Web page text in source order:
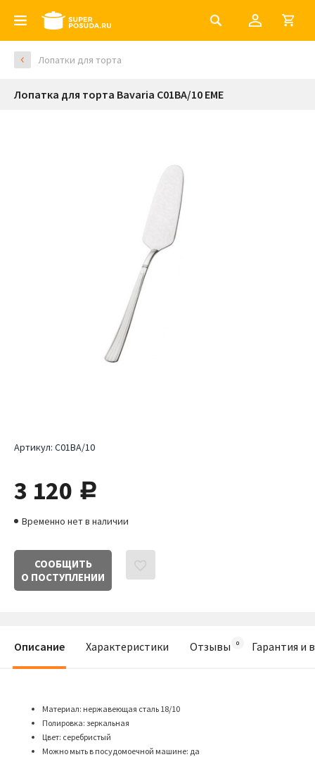
Лопатки для торта
Лопатка для торта Bavaria C01BA/10 EME
Артикул: C01BA/10
3 120 руб.
Временно нет в наличии
СООБЩИТЬ
О ПОСТУПЛЕНИИ
Описание Характеристики Отзывы Гарантия и
Материал: нержавеющая сталь 18/10
Полировка: зеркальная
Цвет: серебристый
Можно мыть в посудомоечной машине: да